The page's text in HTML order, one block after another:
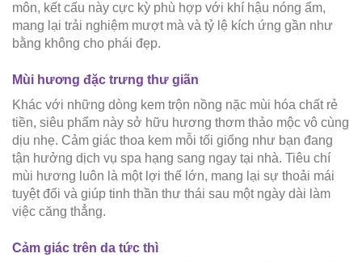
môn, kết cấu này cực kỳ phù hợp với khí hậu nóng ẩm,
mang lại trải nghiệm mượt mà và tỷ lệ kích ứng gần như
bằng không cho phái đẹp.
Mùi hương đặc trưng thư giãn
Khác với những dòng kem trộn nồng nặc mùi hóa chất rẻ
tiền, siêu phẩm này sở hữu hương thơm thảo mộc vô cùng
dịu nhẹ. Cảm giác thoa kem mỗi tối giống như bạn đang
tận hưởng dịch vụ spa hạng sang ngay tại nhà. Tiêu chí
mùi hương luôn là một lợi thế lớn, mang lại sự thoải mái
tuyệt đối và giúp tinh thần thư thái sau một ngày dài làm
việc căng thẳng.
Cảm giác trên da tức thì